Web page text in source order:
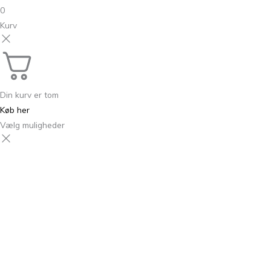
0
Kurv
Din kurv er tom
Køb her
Vælg muligheder